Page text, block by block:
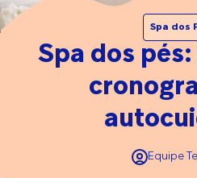
Spa dos
Spa dos
Equipe